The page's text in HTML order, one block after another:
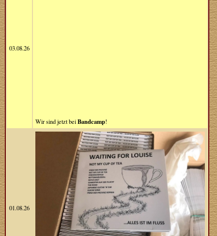
03.08.26
Wir sind jetzt beiBandcamp!
01.08.26